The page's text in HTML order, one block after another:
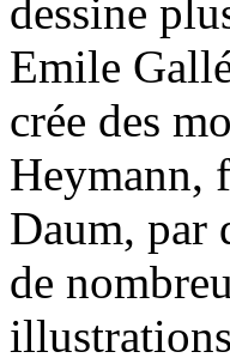
dessine
Emile
crée des
Heymann,
Daum, par
de